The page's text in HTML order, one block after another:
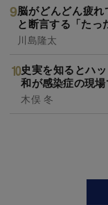
脳がどんどん疲
と断言する「たっ
川島隆太
史実を知るとハ
和が感染症の現場
木俣 冬